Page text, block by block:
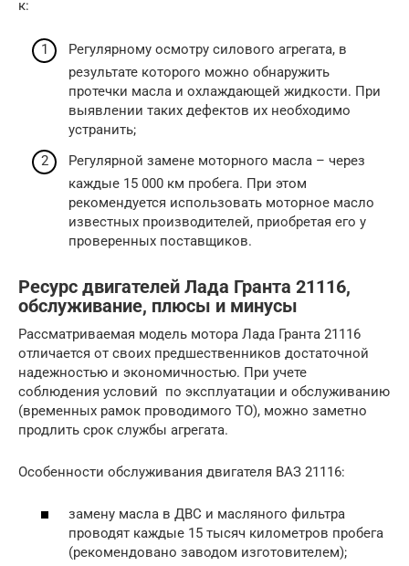
к:
Регулярному осмотру силового агрегата, в
результате которого можно обнаружить
протечки масла и охлаждающей жидкости. При
выявлении таких дефектов их необходимо
устранить;
Регулярной замене моторного масла – через
каждые 15 000 км пробега. При этом
рекомендуется использовать моторное масло
известных производителей, приобретая его у
проверенных поставщиков.
Ресурс двигателей Лада Гранта 21116,
обслуживание, плюсы и минусы
Рассматриваемая модель мотора Лада Гранта 21116
отличается от своих предшественников достаточной
надежностью и экономичностью. При учете
соблюдения условий по эксплуатации и обслуживанию
(временных рамок проводимого ТО), можно заметно
продлить срок службы агрегата.
Особенности обслуживания двигателя ВАЗ 21116:
замену масла в ДВС и масляного фильтра
проводят каждые 15 тысяч километров пробега
(рекомендовано заводом изготовителем);